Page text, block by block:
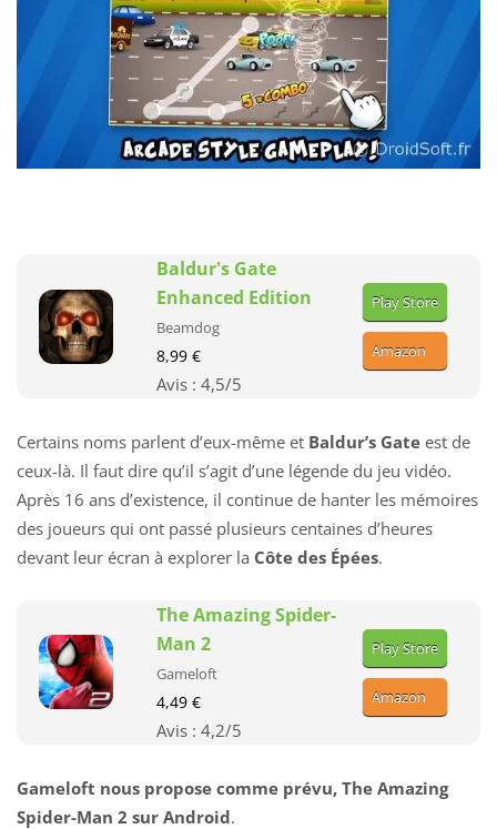
Baldur's Gate
Enhanced Edition
Beamdog
8,99 €
Avis : 4,5/5
Play Store
Amazon
Certains noms parlent d’eux-même et Baldur’s Gate est de
ceux-là. Il faut dire qu’il s’agit d’une légende du jeu vidéo.
Après 16 ans d’existence, il continue de hanter les mémoires
des joueurs qui ont passé plusieurs centaines d’heures
devant leur écran à explorer la Côte des Épées.
The Amazing Spider-
Man 2
Gameloft
4,49 €
Avis : 4,2/5
Play Store
Amazon
Gameloft nous propose comme prévu, The Amazing
Spider-Man 2 sur Android.